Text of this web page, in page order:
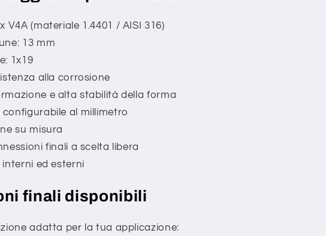
V4A (materiale 1.4401 / AISI 316)
13 mm
1x19
alla corrosione
e alta stabilità della forma
configurabile al millimetro
su misura
finali a scelta libera
ed esterni
finali disponibili
adatta per la tua applicazione: